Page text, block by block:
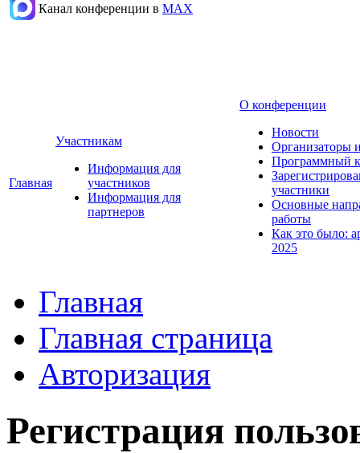
Канал конференции в МАХ
Главная
Участникам
Информация для
участников
Информация для
партнеров
О конференции
Новости
Организаторы
Программный
участники
Основные
работы
Как это было:
2025
Главная
Главная страница
Авторизация
Регистрация